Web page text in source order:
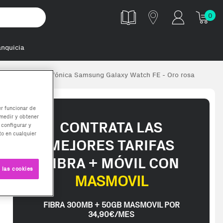
0
Atención telefónica Samsung Galaxy Watch FE - Oro rosa
CONTRATA LAS
MEJORES TARIFAS
FIBRA + MÓVIL CON
MASMOVIL
FIBRA 300MB + 50GB MASMOVIL POR
34,90€/MES
funcionar de
y obtener
y
en cualquier
cookies